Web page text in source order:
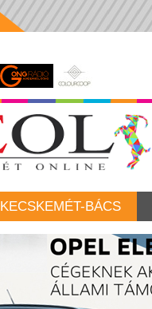
KECSKEMÉT-BÁCS